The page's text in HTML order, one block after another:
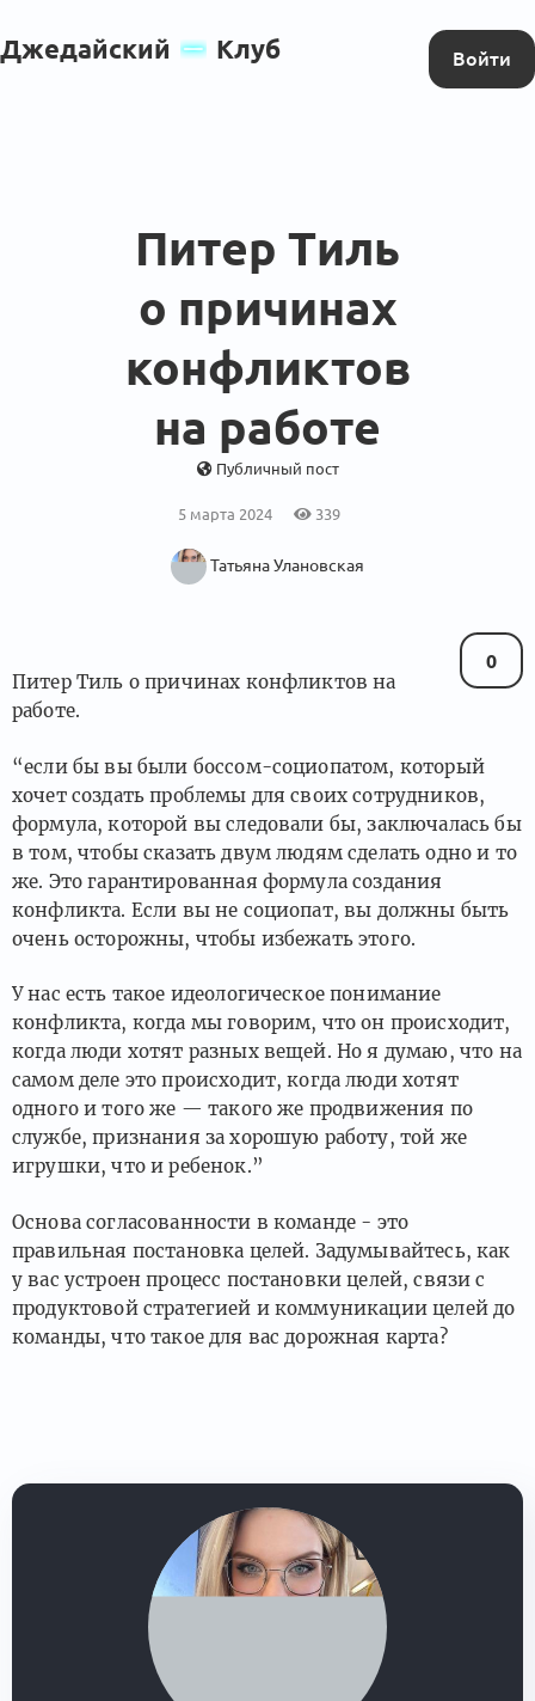
Джедайский Клуб Войти
Питер Тиль
о причинах
конфликтов
на работе
Публичный пост
5 марта 2024 339
Татьяна Улановская
0
Питер Тиль о причинах конфликтов на
работе.
“если бы вы были боссом-социопатом, который
хочет создать проблемы для своих сотрудников,
формула, которой вы следовали бы, заключалась бы
в том, чтобы сказать двум людям сделать одно и то
же. Это гарантированная формула создания
конфликта. Если вы не социопат, вы должны быть
очень осторожны, чтобы избежать этого.
У нас есть такое идеологическое понимание
конфликта, когда мы говорим, что он происходит,
когда люди хотят разных вещей. Но я думаю, что на
самом деле это происходит, когда люди хотят
одного и того же — такого же продвижения по
службе, признания за хорошую работу, той же
игрушки, что и ребенок.”
Основа согласованности в команде - это
правильная постановка целей. Задумывайтесь, как
у вас устроен процесс постановки целей, связи с
продуктовой стратегией и коммуникации целей до
команды, что такое для вас дорожная карта?